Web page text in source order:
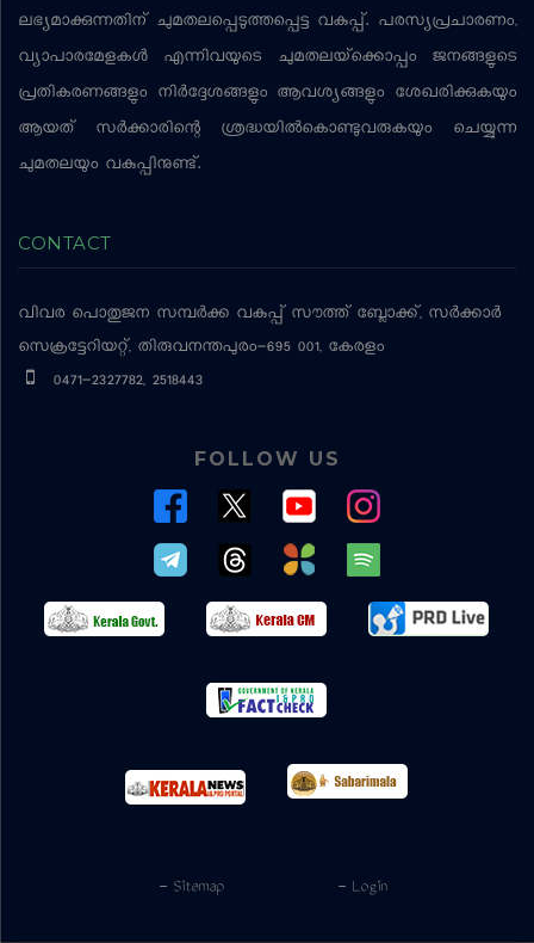
ലഭ്യമാക്കുന്നതിന് ചുമതലപ്പെടുത്തപ്പെട്ട വകുപ്പ്. പരസ്യപ്രചാരണം,
വ്യാപാരമേളകള്‍ എന്നിവയുടെ ചുമതലയ്‌ക്കൊപ്പം ജനങ്ങളുടെ
പ്രതികരണങ്ങളും നിര്‍ദ്ദേശങ്ങളും ആവശ്യങ്ങളും ശേഖരിക്കുകയും
ആയത് സര്‍ക്കാരിന്റെ ശ്രദ്ധയില്‍കൊണ്ടുവരുകയും ചെയ്യുന്ന
ചുമതലയും വകുപ്പിനുണ്ട്.
CONTACT
വിവര പൊതുജന സമ്പര്‍ക്ക വകുപ്പ് സൗത്ത് ബ്ലോക്ക്, സര്‍ക്കാര്‍
സെക്രട്ടേറിയറ്റ്, തിരുവനന്തപുരം-695 001, കേരളം
0471-2327782, 2518443
FOLLOW US
- Login
- Sitemap